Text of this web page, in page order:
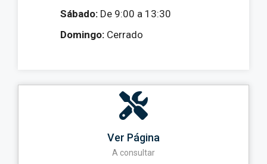
Sábado: De 9:00 a 13:30
Domingo: Cerrado
Ver Página
A consultar